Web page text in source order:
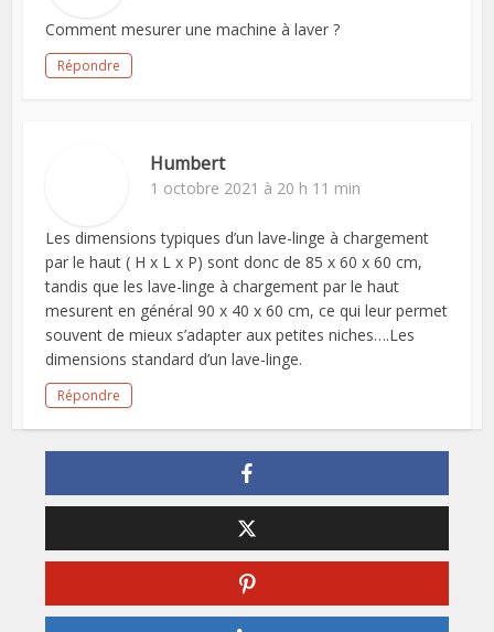
Comment mesurer une machine à laver ?
Répondre
Humbert
1 octobre 2021 à 20 h 11 min
Les dimensions typiques d’un lave-linge à chargement
par le haut ( H x L x P) sont donc de 85 x 60 x 60 cm,
tandis que les lave-linge à chargement par le haut
mesurent en général 90 x 40 x 60 cm, ce qui leur permet
souvent de mieux s’adapter aux petites niches….Les
dimensions standard d’un lave-linge.
Répondre